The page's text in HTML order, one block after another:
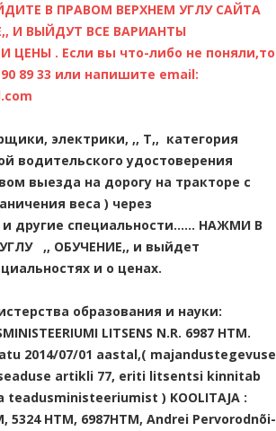
В ПРАВОМ ВЕРХНЕМ УГЛУ САЙТА
И ВЫЙДУТ ВСЕ ВАРИАНТЫ
ЦЕНЫ . Если вы что-либо не поняли,то
89 33 или напишите email:
электрики, ,, Т,, категория
водительского удостоверения
выезда на дорогу на тракторе с
веса ) через
и другие специальности...... НАЖМИ В
,, ОБУЧЕНИЕ,, и выйдет
и о ценах.
образования и науки:
LITSENS N.R. 6987 HTM.
2014/07/01 aastal,( majandustegevuse
artikli 77, eriti litsentsi kinnitab
) KOOLITAJA :
5324 HTM, 6987HTM, Andrei Pervorodnõi-